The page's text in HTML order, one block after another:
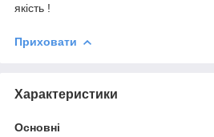
якість !
Приховати
Характеристики
Основні